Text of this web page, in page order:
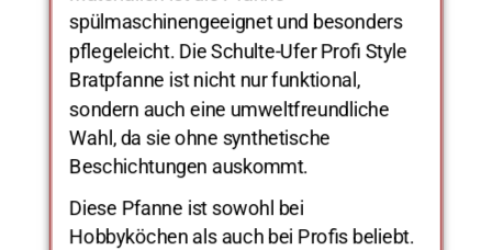
spülmaschinengeeignet und besonders
pflegeleicht. Die Schulte-Ufer Profi Style
Bratpfanne ist nicht nur funktional,
sondern auch eine umweltfreundliche
Wahl, da sie ohne synthetische
Beschichtungen auskommt.
Diese Pfanne ist sowohl bei
Hobbyköchen als auch bei Profis beliebt.